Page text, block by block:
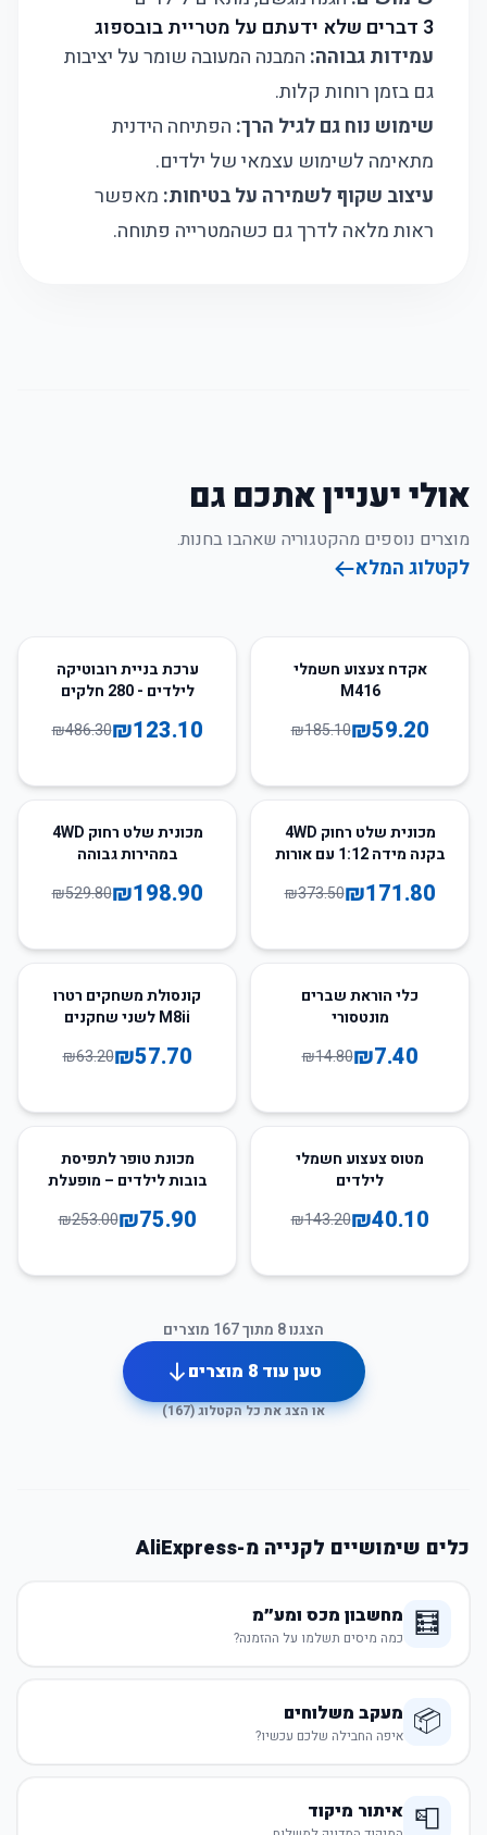
3 דברים שלא ידעתם על מטריית בובספוג
עמידות גבוהה: המבנה המעובה שומר על יציבות
גם בזמן רוחות קלות.
שימוש נוח גם לגיל הרך: הפתיחה הידנית
מתאימה לשימוש עצמאי של ילדים.
עיצוב שקוף לשמירה על בטיחות: מאפשר
ראות מלאה לדרך גם כשהמטרייה פתוחה.
אולי יעניין אתכם גם
מוצרים נוספים מהקטגוריה שאהבו בחנות.
לקטלוג המלא
68אקדח צעצוע חשמלי
M416
₪59.20
₪185.10
75ערכת בניית רובוטיקה
לילדים - 280 חלקים
₪123.10
₪486.30
54
מכונית שלט רחוק 4WD
בקנה מידה 1:12 עם אורות
לילדים ולמבוגרים
₪171.80
₪373.50
62
מכונית שלט רחוק 4WD
במהירות גבוהה
₪198.90
₪529.80
כלי הוראת שברים
מונטסורי
₪7.40
₪14.80
קונסולת משחקים רטרו
M8ii לשני שחקנים
₪57.70
₪63.20
מטוס צעצוע חשמלי
לילדים
₪40.10
₪143.20
מכונת טופר לתפיסת
בובות לילדים – מופעלת
₪75.90
₪253.00
הצגנו8 מתוך167 מוצרים
טען עוד8 מוצרים
או הצג את כל הקטלוג (167
)
כלים שימושיים לקנייה מ-AliExpress
🧮 מחשבון מכס ומע״מ
כמה מיסים תשלמו על ההזמנה?
📦 מעקב משלוחים
איפה החבילה שלכם עכשיו?
📮 איתור מיקוד